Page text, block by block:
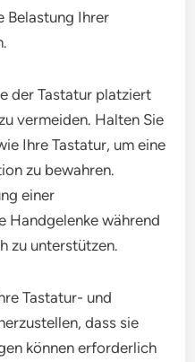
Belastung Ihrer
der Tastatur platziert
vermeiden. Halten Sie
Ihre Tastatur, um eine
zu bewahren.
einer
Handgelenke während
zu unterstützen.
Tastatur- und
dass sie
können erforderlich